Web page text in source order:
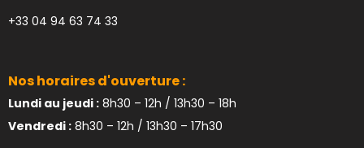
+33 04 94 63 74 33
Nos horaires d'ouverture :
Lundi au jeudi : 8h30 – 12h / 13h30 – 18h
Vendredi : 8h30 – 12h / 13h30 – 17h30